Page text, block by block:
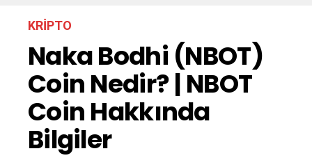
KRIPTO
Naka Bodhi (NBOT)
Coin Nedir? | NBOT
Coin Hakkında
Bilgiler